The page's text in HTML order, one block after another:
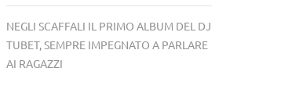
NEGLI SCAFFALI IL PRIMO ALBUM DEL DJ
TUBET, SEMPRE IMPEGNATO A PARLARE
AI RAGAZZI